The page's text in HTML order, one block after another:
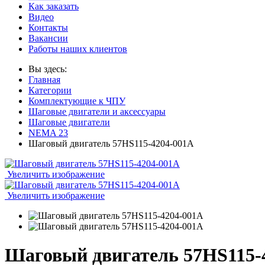
Как заказать
Видео
Контакты
Вакансии
Работы наших клиентов
Вы здесь:
Главная
Категории
Комплектующие к ЧПУ
Шаговые двигатели и аксессуары
Шаговые двигатели
NEMA 23
Шаговый двигатель 57HS115-4204-001A
Увеличить изображение
Увеличить изображение
Шаговый двигатель 57HS115-